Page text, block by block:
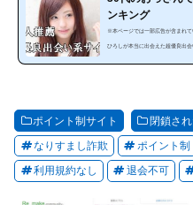
ンキング
※本ページでは一部広告が含まれて
ひろしが本当に出会えた超優良出
ポイント制サイト 閉鎖さ
なりすまし詐欺 ポイント制
利用規約なし 退会不可